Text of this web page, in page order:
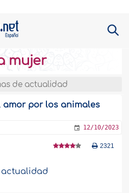
mujer
de actualidad
amor por los animales
12/10/2023
2321
actualidad